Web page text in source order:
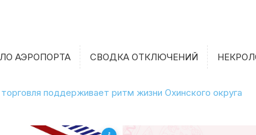
АЭРОПОРТА СВОДКА ОТКЛЮЧЕНИЙ
поддерживает ритм жизни Охинского округа